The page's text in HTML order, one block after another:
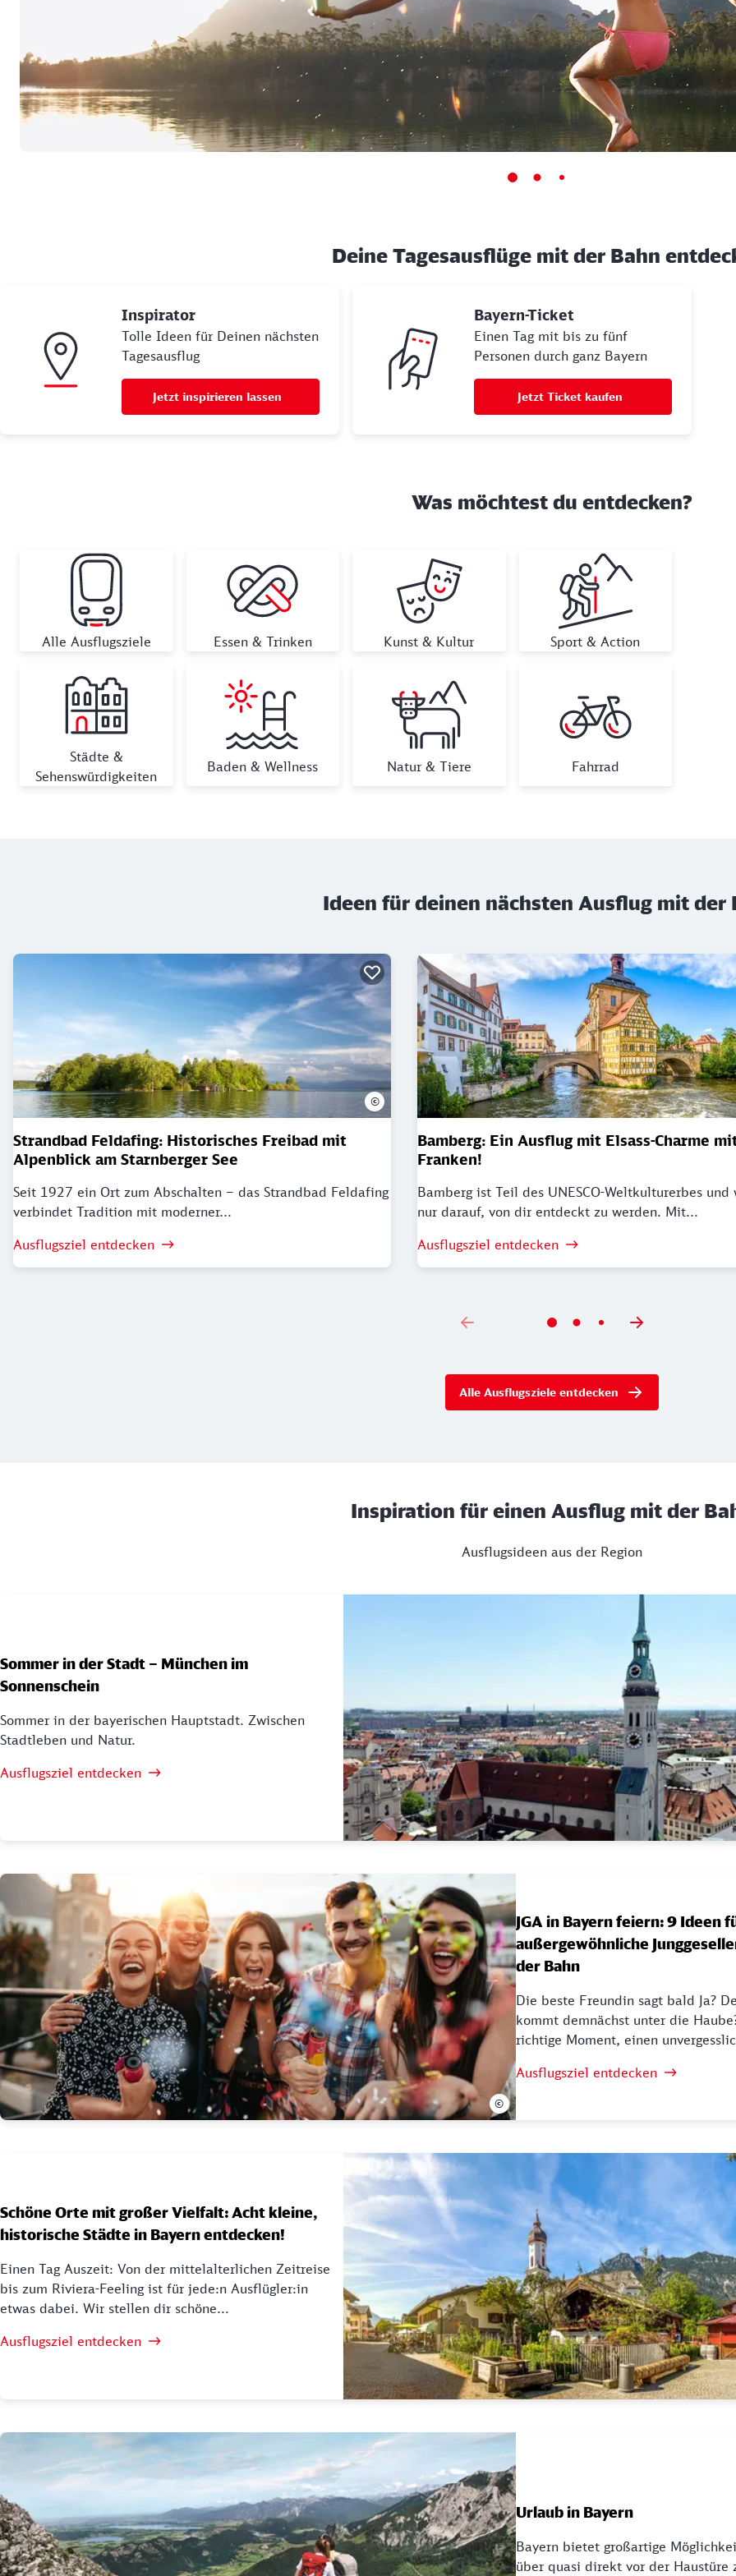
Deine Tagesausflüge mit der Bahn
Inspirator
Tolle Ideen für Deinen nächsten
Tagesausflug
Jetzt inspirieren lassen
Bayern-Ticket
Einen Tag mit bis zu fünf
Personen durch ganz Bayern
Jetzt Ticket kaufen
Was möchtest du entdecken?
Alle Ausflugsziele Essen & Trinken Kunst & Kultur Sport & Action
Städte &
Sehenswürdigkeiten
Baden & Wellness Natur & Tiere Fahrrad
Ideen für deinen nächsten Ausflug mit der
Strandbad Feldafing: Historisches Freibad mit
Alpenblick am Starnberger See
Seit 1927 ein Ort zum Abschalten – das Strandbad Feldafing
verbindet Tradition mit moderner...
Ausflugsziel entdecken
©
Bamberg: Ein Ausflug mit Elsass-Charme
Franken!
Bamberg ist Teil des UNESCO-Weltkulturerbes und
nur darauf, von dir entdeckt zu werden. Mit...
Ausflugsziel entdecken
Alle Ausflugsziele entdecken
Inspiration für einen Ausflug mit der
Ausflugsideen aus der Region
Sommer in der Stadt – München im
Sonnenschein
Sommer in der bayerischen Hauptstadt. Zwischen
Stadtleben und Natur.
Ausflugsziel entdecken
JGA in Bayern feiern: 9 Ideen
außergewöhnliche
der Bahn
Die beste Freundin sagt bald Ja?
kommt demnächst unter die
richtige Moment, einen
Ausflugsziel entdecken
©
Schöne Orte mit großer Vielfalt: Acht kleine,
historische Städte in Bayern entdecken!
Einen Tag Auszeit: Von der mittelalterlichen Zeitreise
bis zum Riviera-Feeling ist für jede:n Ausflügler:in
etwas dabei. Wir stellen dir schöne...
Ausflugsziel entdecken
Urlaub in Bayern
Bayern bietet großartige
über quasi direkt vor der Haustüre